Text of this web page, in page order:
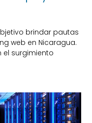
brindar pautas
web en Nicaragua.
el surgimiento